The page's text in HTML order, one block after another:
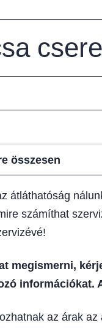
összesen
átláthatóság
számíthat
megismerni,
az árak